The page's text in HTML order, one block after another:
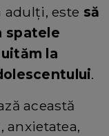
adulți, este să
spatele
la
.
această
anxietatea,